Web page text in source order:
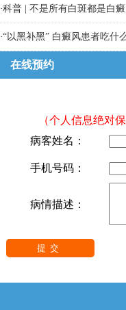
·科普 | 不是所有白斑都是白癜
·“以黑补黑” 白癜风患者吃什
在线预约
（个人信息绝对
病客姓名：
手机号码：
病情描述：